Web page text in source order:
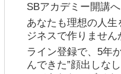
SBアカデミー開講へ
あなたも理想の人生
ジネスで作りません
ライン登録で、5年
んできた”顔出しな